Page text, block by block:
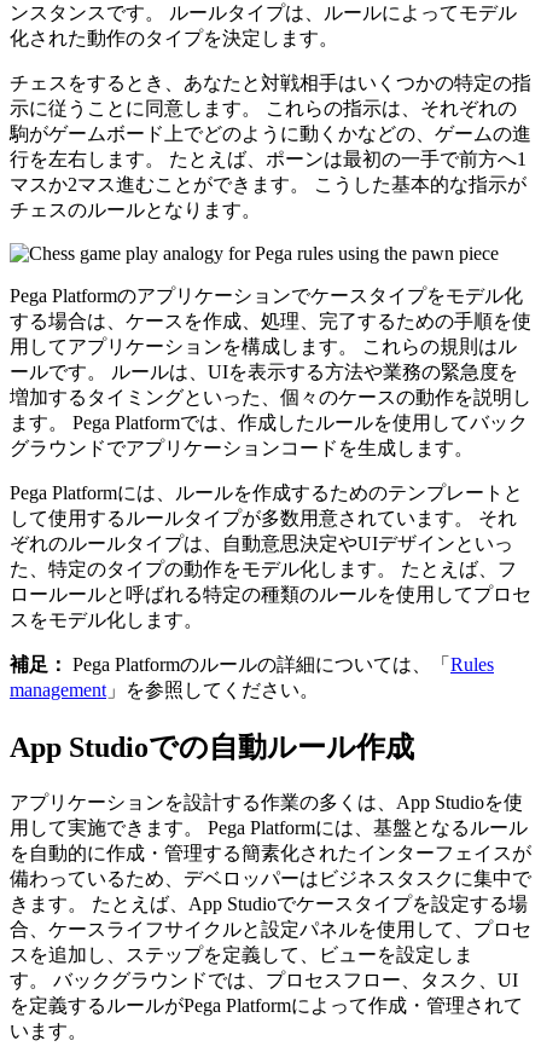
ンスタンスです。 ルールタイプは、ルールによってモデル
化された動作のタイプを決定します。
チェスをするとき、あなたと対戦相手はいくつかの特定の指
示に従うことに同意します。 これらの指示は、それぞれの
駒がゲームボード上でどのように動くかなどの、ゲームの進
行を左右します。 たとえば、ポーンは最初の一手で前方へ1
マスか2マス進むことができます。 こうした基本的な指示が
チェスのルールとなります。
Pega Platformのアプリケーションでケースタイプをモデル化
する場合は、ケースを作成、処理、完了するための手順を使
用してアプリケーションを構成します。 これらの規則はル
ールです。 ルールは、UIを表示する方法や業務の緊急度を
増加するタイミングといった、個々のケースの動作を説明し
ます。 Pega Platformでは、作成したルールを使用してバック
グラウンドでアプリケーションコードを生成します。
Pega Platformには、ルールを作成するためのテンプレートと
して使用するルールタイプが多数用意されています。 それ
ぞれのルールタイプは、自動意思決定やUIデザインといっ
た、特定のタイプの動作をモデル化します。 たとえば、フ
ロールールと呼ばれる特定の種類のルールを使用してプロセ
スをモデル化します。
補足： Pega Platformのルールの詳細については、「 Rules
management 」を参照してください。
App Studioでの自動ルール作成
アプリケーションを設計する作業の多くは、App Studioを使
用して実施できます。 Pega Platformには、基盤となるルール
を自動的に作成・管理する簡素化されたインターフェイスが
備わっているため、デベロッパーはビジネスタスクに集中で
きます。 たとえば、App Studioでケースタイプを設定する場
合、ケースライフサイクルと設定パネルを使用して、プロセ
スを追加し、ステップを定義して、ビューを設定しま
す。 バックグラウンドでは、プロセスフロー、タスク、UI
を定義するルールがPega Platformによって作成・管理されて
います。